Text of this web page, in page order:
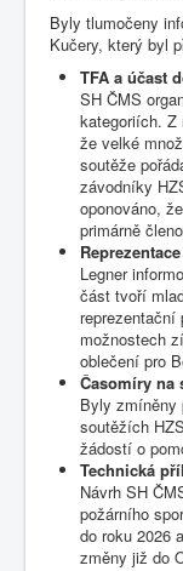
Byly tlumočeny
Kučery, který byl
TFA a účast
SH ČMS
kategoriích. Z
že velké
soutěže
závodníky
oponováno,
primárně
Legner
část tvoří
možnostech
oblečení pro
Časomíry na
Byly zmíněny
soutěžích
žádostí o
Technická
Návrh SH
požárního
do roku 2026
změny již do